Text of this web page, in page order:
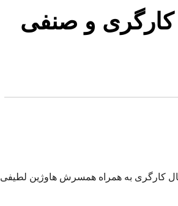
بازپرسی ۳ فعال کارگری و صنفی
فعال کارگری به همراه همسرش هاوژین لطیفی